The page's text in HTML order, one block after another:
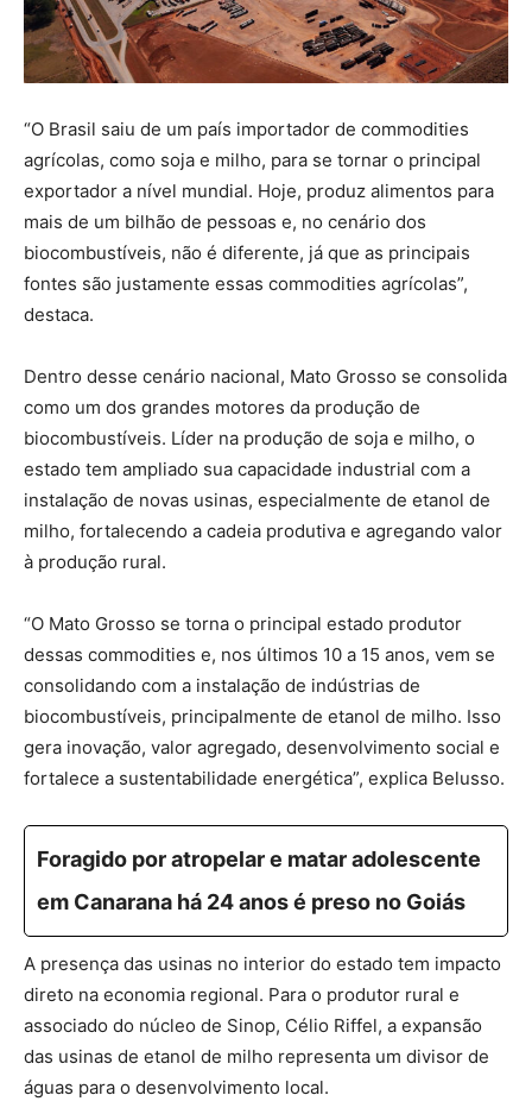
“O Brasil saiu de um país importador de commodities
agrícolas, como soja e milho, para se tornar o principal
exportador a nível mundial. Hoje, produz alimentos para
mais de um bilhão de pessoas e, no cenário dos
biocombustíveis, não é diferente, já que as principais
fontes são justamente essas commodities agrícolas”,
destaca.
Dentro desse cenário nacional, Mato Grosso se consolida
como um dos grandes motores da produção de
biocombustíveis. Líder na produção de soja e milho, o
estado tem ampliado sua capacidade industrial com a
instalação de novas usinas, especialmente de etanol de
milho, fortalecendo a cadeia produtiva e agregando valor
à produção rural.
“O Mato Grosso se torna o principal estado produtor
dessas commodities e, nos últimos 10 a 15 anos, vem se
consolidando com a instalação de indústrias de
biocombustíveis, principalmente de etanol de milho. Isso
gera inovação, valor agregado, desenvolvimento social e
fortalece a sustentabilidade energética”, explica Belusso.
Foragido por atropelar e matar adolescente
em Canarana há 24 anos é preso no Goiás
A presença das usinas no interior do estado tem impacto
direto na economia regional. Para o produtor rural e
associado do núcleo de Sinop, Célio Riffel, a expansão
das usinas de etanol de milho representa um divisor de
águas para o desenvolvimento local.